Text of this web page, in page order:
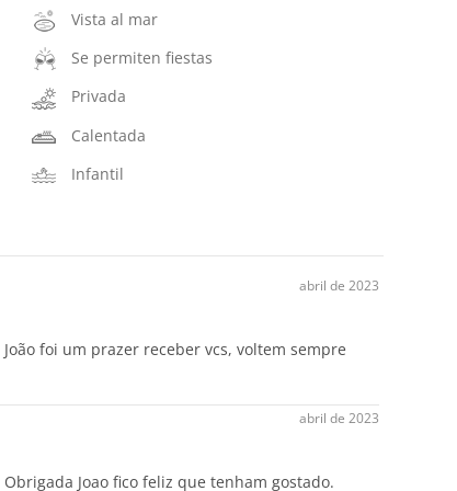
Vista al mar
Se permiten fiestas
Privada
Calentada
Infantil
abril de 2023
João foi um prazer receber vcs, voltem sempre
abril de 2023
Obrigada Joao fico feliz que tenham gostado.